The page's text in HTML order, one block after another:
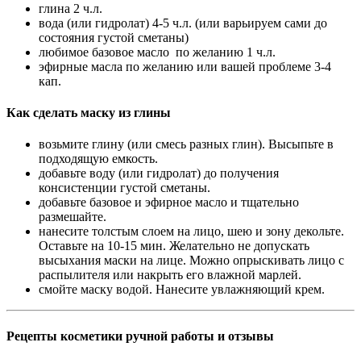
глина 2 ч.л.
вода (или гидролат) 4-5 ч.л. (или варьируем сами до
состояния густой сметаны)
любимое базовое масло по желанию 1 ч.л.
эфирные масла по желанию или вашей проблеме 3-4
кап.
Как сделать маску из глины
возьмите глину (или смесь разных глин). Высыпьте в
подходящую емкость.
добавьте воду (или гидролат) до получения
консистенции густой сметаны.
добавьте базовое и эфирное масло и тщательно
размешайте.
нанесите толстым слоем на лицо, шею и зону декольте.
Оставьте на 10-15 мин. Желательно не допускать
высыхания маски на лице. Можно опрыскивать лицо с
распылителя или накрыть его влажной марлей.
смойте маску водой. Нанесите увлажняющий крем.
Рецепты косметики ручной работы и отзывы